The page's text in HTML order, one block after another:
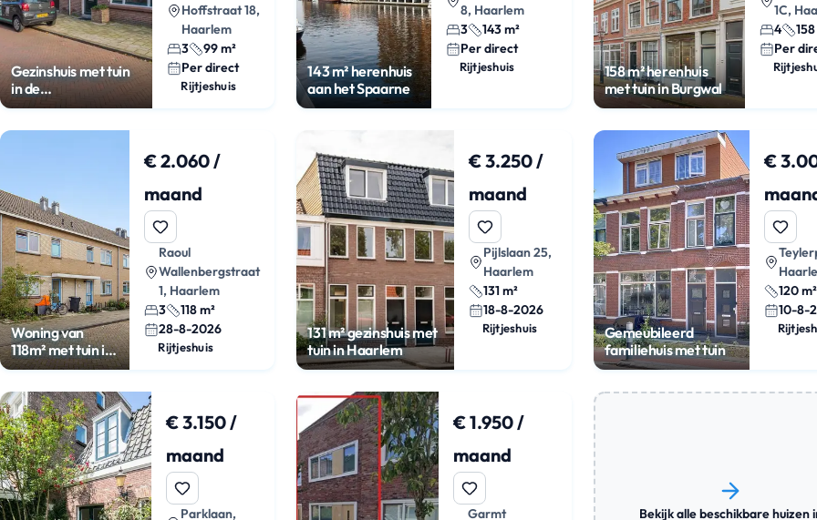
Gezinshuis met tuin
in de
Zeeheldenbuurt
Hoffstraat 18,
Haarlem
3
99 m²
Per direct
Rijtjeshuis
143 m² herenhuis
aan het Spaarne
8, Haarlem
3
143 m²
Per direct
Rijtjeshuis
158 m² herenhuis
met tuin in Burgwal
1C,
4
Per
Woning van
118m² met tuin in
Haarlem-Oost
€ 2.060 /
maand
Raoul
Wallenbergstraat
1, Haarlem
3
118 m²
28-8-2026
Rijtjeshuis
131 m² gezinshuis met
tuin in Haarlem
€ 3.250 /
maand
Pijlslaan 25,
Haarlem
131 m²
18-8-2026
Rijtjeshuis
Gemeubileerd
familiehuis met tuin
€
120 m²
10-8-
€ 3.150 /
maand
Parklaan,
€ 1.950 /
maand
Garmt Bekijk alle beschikbare huizen